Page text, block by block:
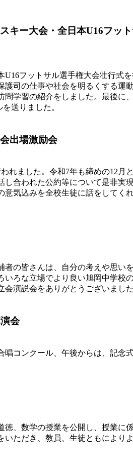
キー大会・全日本U16フッ
フットサル選手権大会壮行式を
司の仕事や社会を明るくする運
学習の紹介をしました。最後に
送りました。
出場激励会
れました。令和7年も締めの12月
合われた公約等について是非実
気込みを全校生徒に話をしてく
の皆さんは、自分の考えや思い
ろな立場でより良い旭岡中学校
演説会をありがとうございました
会
コンクール、午後からは、記念
、数学の授業を公開し、授業に
ただき、教員、生徒ともにより